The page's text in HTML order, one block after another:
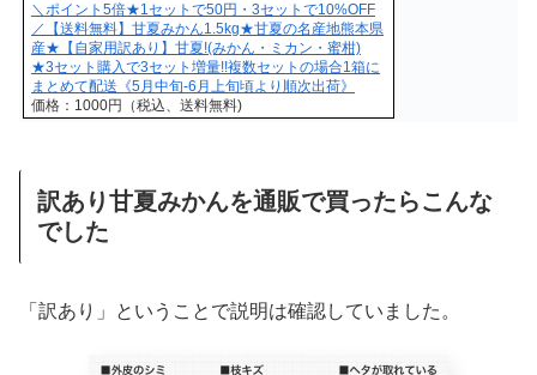
＼ポイント5倍★1セットで50円・3セットで10%OFF
／【送料無料】甘夏みかん1.5kg★甘夏の名産地熊本県
産★【自家用訳あり】甘夏!(みかん・ミカン・蜜柑)
★3セット購入で3セット増量!!複数セットの場合1箱に
まとめて配送《5月中旬-6月上旬頃より順次出荷》
価格：1000円（税込、送料無料)
訳あり甘夏みかんを通販で買ったらこんな
でした
「訳あり」ということで説明は確認していました。